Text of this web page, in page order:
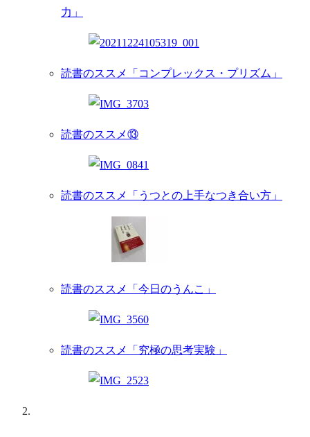
力」
読書のススメ「コンプレックス・プリズム」
読書のススメ⑬
読書のススメ「うつとの上手なつき合い方」
読書のススメ「今日のうんこ」
読書のススメ「究極の思考実験」